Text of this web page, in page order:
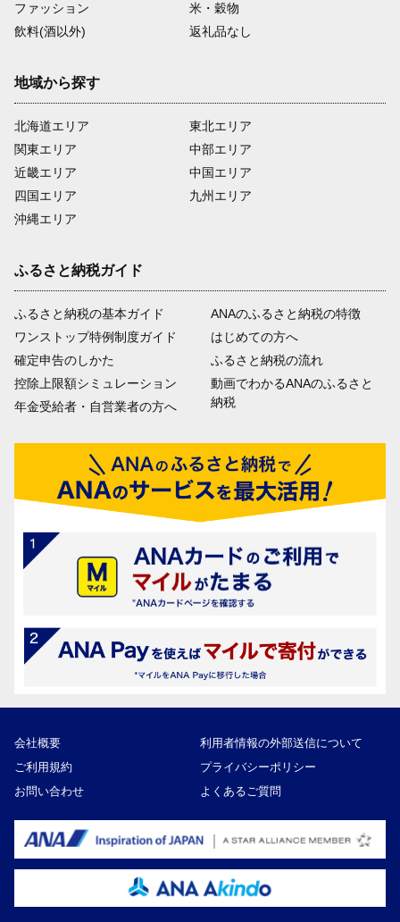
ファッション
米・穀物
飲料(酒以外)
返礼品なし
地域から探す
北海道エリア
関東エリア
近畿エリア
四国エリア
沖縄エリア
東北エリア
中部エリア
中国エリア
九州エリア
ふるさと納税ガイド
ふるさと納税の基本ガイド
ワンストップ特例制度ガイド
確定申告のしかた
控除上限額シミュレーション
年金受給者・自営業者の方へ
ANAのふるさと納税の特徴
はじめての方へ
ふるさと納税の流れ
動画でわかるANAのふるさと
納税
会社概要
利用者情報の外部送信について
ご利用規約
プライバシーポリシー
お問い合わせ
よくあるご質問